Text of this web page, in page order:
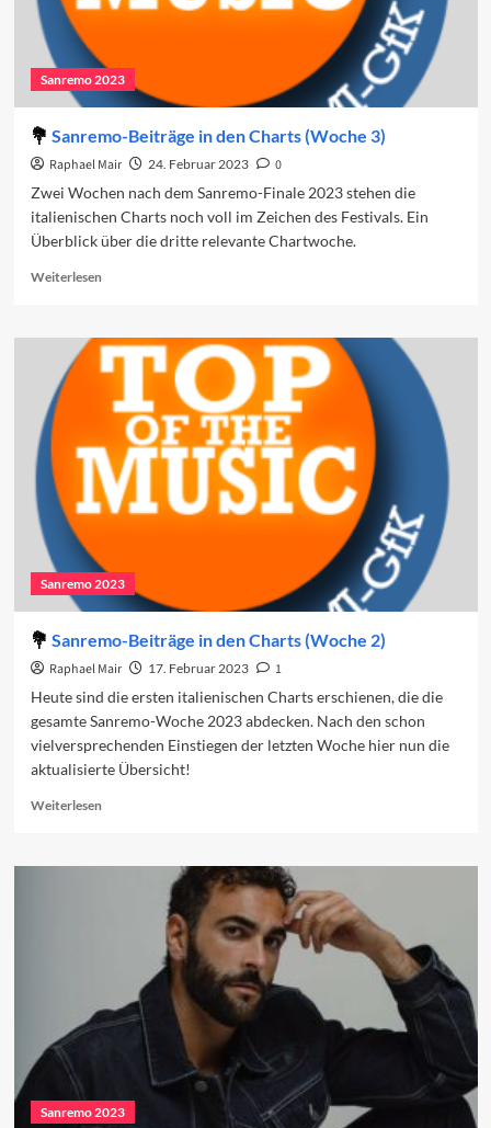
Sanremo 2023
Sanremo-Beiträge in den Charts (Woche 3)
Raphael Mair 24. Februar 2023
0
Zwei Wochen nach dem Sanremo-Finale 2023 stehen die
italienischen Charts noch voll im Zeichen des Festivals. Ein
Überblick über die dritte relevante Chartwoche.
WeiterlesenRead
Sanremo-
Beiträge
in
den
Charts
(Woche
3)
Sanremo 2023
Sanremo-Beiträge in den Charts (Woche 2)
Raphael Mair 17. Februar 2023
1
Heute sind die ersten italienischen Charts erschienen, die die
gesamte Sanremo-Woche 2023 abdecken. Nach den schon
vielversprechenden Einstiegen der letzten Woche hier nun die
aktualisierte Übersicht!
WeiterlesenRead
Sanremo-
Sanremo 2023